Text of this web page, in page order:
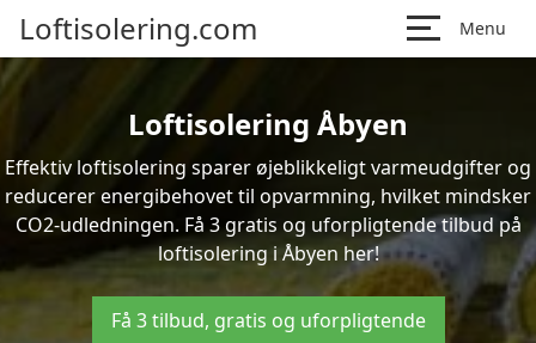
Loftisolering.com Menu
Loftisolering Åbyen
Effektiv loftisolering sparer øjeblikkeligt varmeudgifter og
reducerer energibehovet til opvarmning, hvilket mindsker
CO2-udledningen. Få 3 gratis og uforpligtende tilbud på
loftisolering i Åbyen her!
Få 3 tilbud, gratis og uforpligtende